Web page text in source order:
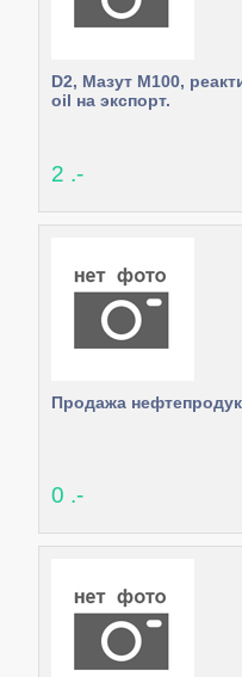
D2, Мазут М100,
oil на экспорт.
2 .-
Продажа
0 .-